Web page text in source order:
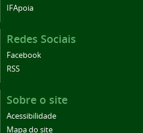
IFApoia
Redes Sociais
Facebook
RSS
Sobre o site
Acessibilidade
Mapa do site